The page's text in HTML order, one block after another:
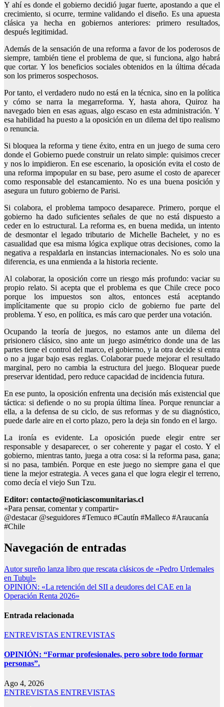
Y ahí es donde el gobierno decidió jugar fuerte, apostando a que el
crecimiento, si ocurre, termine validando el diseño. Es una apuesta
clásica ya hecha en gobiernos anteriores: primero resultados,
después legitimidad.
Además de la sensación de una reforma a favor de los poderosos de
siempre, también tiene el problema de que, si funciona, algo habrá
que cortar. Y los beneficios sociales obtenidos en la última década
son los primeros sospechosos.
Por tanto, el verdadero nudo no está en la técnica, sino en la política
y cómo se narra la megarreforma. Y, hasta ahora, Quiroz ha
navegado bien en esas aguas, algo escaso en esta administración. Y
esa habilidad ha puesto a la oposición en un dilema del tipo realismo
o renuncia.
Si bloquea la reforma y tiene éxito, entra en un juego de suma cero
donde el Gobierno puede construir un relato simple: quisimos crecer
y nos lo impidieron. En ese escenario, la oposición evita el costo de
una reforma impopular en su base, pero asume el costo de aparecer
como responsable del estancamiento. No es una buena posición y
asegura un futuro gobierno de Parisi.
Si colabora, el problema tampoco desaparece. Primero, porque el
gobierno ha dado suficientes señales de que no está dispuesto a
ceder en lo estructural. La reforma es, en buena medida, un intento
de desmontar el legado tributario de Michelle Bachelet, y no es
casualidad que esa misma lógica explique otras decisiones, como la
negativa a respaldarla en instancias internacionales. No es solo una
diferencia, es una enmienda a la historia reciente.
Al colaborar, la oposición corre un riesgo más profundo: vaciar su
propio relato. Si acepta que el problema es que Chile crece poco
porque los impuestos son altos, entonces está aceptando
implícitamente que su propio ciclo de gobierno fue parte del
problema. Y eso, en política, es más caro que perder una votación.
Ocupando la teoría de juegos, no estamos ante un dilema del
prisionero clásico, sino ante un juego asimétrico donde una de las
partes tiene el control del marco, el gobierno, y la otra decide si entra
o no a jugar bajo esas reglas. Colaborar puede mejorar el resultado
marginal, pero no cambia la estructura del juego. Bloquear puede
preservar identidad, pero reduce capacidad de incidencia futura.
En ese punto, la oposición enfrenta una decisión más existencial que
táctica: si defiende o no su propia última línea. Porque renunciar a
ella, a la defensa de su ciclo, de sus reformas y de su diagnóstico,
puede darle aire en el corto plazo, pero la deja sin fondo en el largo.
La ironía es evidente. La oposición puede elegir entre ser
responsable y desaparecer, o ser coherente y pagar el costo. Y el
gobierno, mientras tanto, juega a otra cosa: si la reforma pasa, gana;
si no pasa, también. Porque en este juego no siempre gana el que
tiene la mejor estrategia. A veces gana el que logra elegir el terreno,
como decía el viejo Sun Tzu.
Editor: contacto@noticiascomunitarias.cl
«Para pensar, comentar y compartir»
@destacar @seguidores #Temuco #Cautín #Malleco #Araucanía
#Chile
Navegación de entradas
Autor sureño lanza libro que rescata clásicos de «Pedro Urdemales
en Tubul»
OPINIÓN: «La retención del SII a deudores del CAE en la
Operación Renta 2026»
Entrada relacionada
ENTREVISTAS ENTREVISTAS
OPINIÓN: “Formar profesionales, pero sobre todo formar
personas”.
Ago 4, 2026
ENTREVISTAS ENTREVISTAS